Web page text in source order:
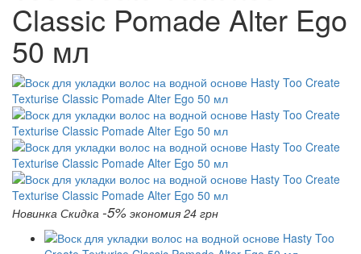
Classic Pomade Alter Ego
50 мл
Новинка Скидка -5% экономия 24 грн